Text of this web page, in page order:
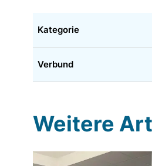
Kategorie
Verbund
Weitere